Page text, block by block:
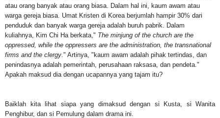
atau orang banyak atau orang biasa. Dalam hal ini, kaum awam atau
warga gereja biasa. Umat Kristen di Korea berjumlah hampir 30% dari
penduduk dan banyak warga gereja adalah buruh pabrik. Dalam
kuliahnya, Kim Chi Ha berkata," The minjung of the church are the
oppressed, while the oppressers are the administration, the transnational
firms and the clergy ." Artinya, "kaum awam adalah pihak tertindas, dan
penindasnya adalah pemerintah, perusahaan raksasa, dan pendeta."
Apakah maksud dia dengan ucapannya yang tajam itu?
Baiklah kita lihat siapa yang dimaksud dengan si Kusta, si Wanita
Penghibur, dan si Pemulung dalam drama ini.